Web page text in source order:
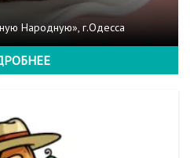
Народную», г.Одесса